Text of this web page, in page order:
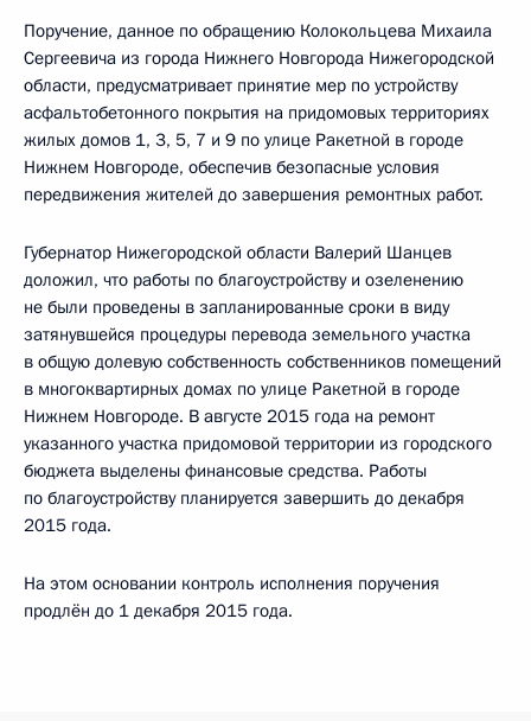
Поручение, данное по обращению Колокольцева Михаила
Сергеевича из города Нижнего Новгорода Нижегородской
области, предусматривает принятие мер по устройству
асфальтобетонного покрытия на придомовых территориях
жилых домов 1, 3, 5, 7 и 9 по улице Ракетной в городе
Нижнем Новгороде, обеспечив безопасные условия
передвижения жителей до завершения ремонтных работ.
Губернатор Нижегородской области Валерий Шанцев
доложил, что работы по благоустройству и озеленению
не были проведены в запланированные сроки в виду
затянувшейся процедуры перевода земельного участка
в общую долевую собственность собственников помещений
в многоквартирных домах по улице Ракетной в городе
Нижнем Новгороде. В августе 2015 года на ремонт
указанного участка придомовой территории из городского
бюджета выделены финансовые средства. Работы
по благоустройству планируется завершить до декабря
2015 года.
На этом основании контроль исполнения поручения
продлён до 1 декабря 2015 года.